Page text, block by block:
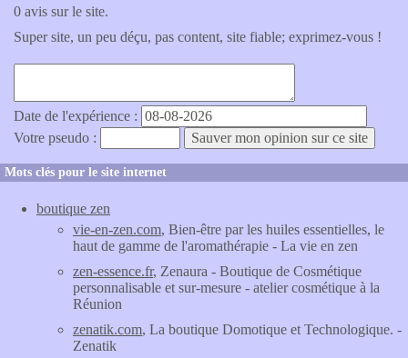
0 avis sur le site.
Super site, un peu déçu, pas content, site fiable; exprimez-vous !
Date de l'expérience :
Votre pseudo :
Mots clés pour le site internet
boutique zen
vie-en-zen.com, Bien-être par les huiles essentielles, le
haut de gamme de l'aromathérapie - La vie en zen
zen-essence.fr, Zenaura - Boutique de Cosmétique
personnalisable et sur-mesure - atelier cosmétique à la
Réunion
zenatik.com, La boutique Domotique et Technologique. -
Zenatik